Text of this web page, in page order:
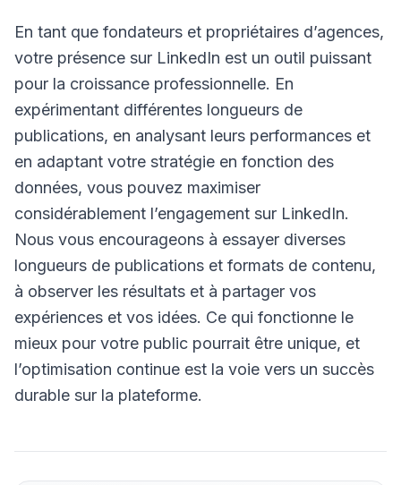
En tant que fondateurs et propriétaires d’agences,
votre présence sur LinkedIn est un outil puissant
pour la croissance professionnelle. En
expérimentant différentes longueurs de
publications, en analysant leurs performances et
en adaptant votre stratégie en fonction des
données, vous pouvez maximiser
considérablement l’engagement sur LinkedIn.
Nous vous encourageons à essayer diverses
longueurs de publications et formats de contenu,
à observer les résultats et à partager vos
expériences et vos idées. Ce qui fonctionne le
mieux pour votre public pourrait être unique, et
l’optimisation continue est la voie vers un succès
durable sur la plateforme.